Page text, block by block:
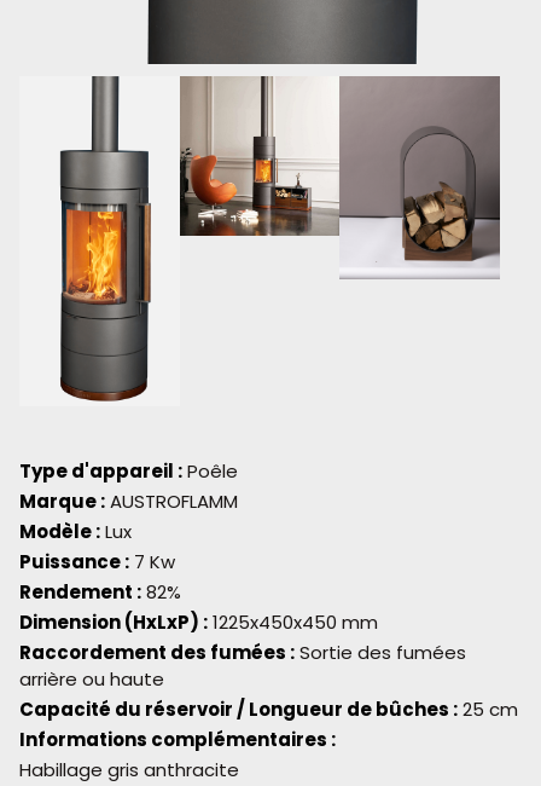
Type d'appareil :Poêle
Marque :AUSTROFLAMM
Modèle :Lux
Puissance : 7 Kw
Rendement :82%
Dimension (HxLxP) :1225x450x450 mm
Raccordement des fumées :Sortie des fumées
arrière ou haute
Capacité du réservoir / Longueur de bûches :25 cm
Informations complémentaires :
Habillage gris anthracite